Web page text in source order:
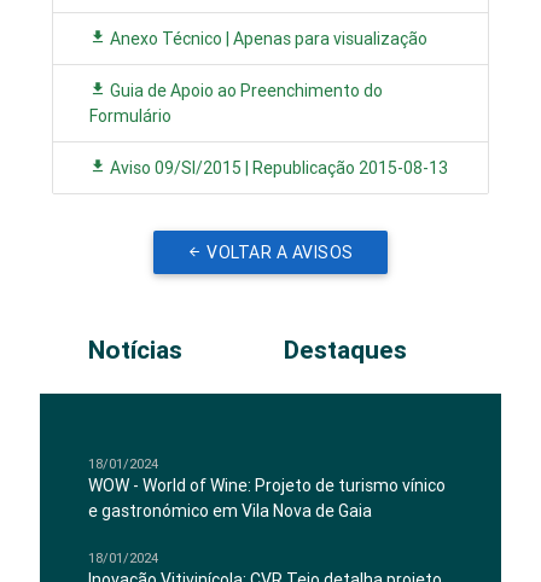
Anexo Técnico | Apenas para visualização
Guia de Apoio ao Preenchimento do
Formulário
Aviso 09/SI/2015 | Republicação 2015-08-13
VOLTAR A AVISOS
Notícias Destaques
18/01/2024
WOW - World of Wine: Projeto de turismo vínico
e gastronómico em Vila Nova de Gaia
18/01/2024